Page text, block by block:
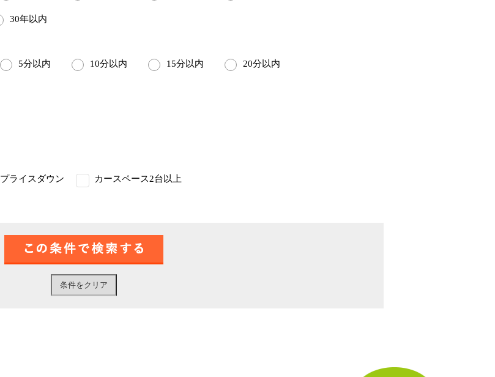
30年以内
5分以内 10分以内 15分以内 20分以内
プライスダウン カースペース2台以上